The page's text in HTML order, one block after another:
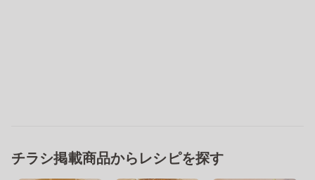
チラシ掲載商品からレシピを探す